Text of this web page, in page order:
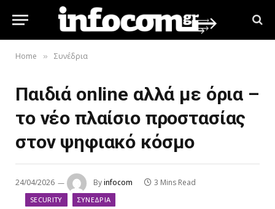
Home » Συνέδρια
Παιδιά online αλλά με όρια –
το νέο πλαίσιο προστασίας
στον ψηφιακό κόσμο
24/04/2026 Byinfocom 3 Mins Read
SECURITY ΣΥΝΈΔΡΙΑ